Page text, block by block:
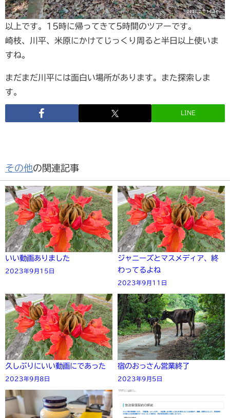
以上です。15時に帰ってきて5時間のツアーです。
崎枝、川平、米原にかけてじっくり周ると半日以上使いま
すね。
まだまだ川平には面白い場所があります。また探索しま
す。
LINE
その他の関連記事
いい動画ありました
2023年9月15日
ジャニーズとマスメディア、終
わってるよね
2023年9月11日
久しぶりにいい動画にであった
2023年9月8日
宿のおっさん営業終了
2023年9月5日